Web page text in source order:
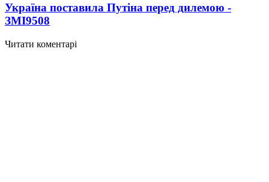
Україна поставила Путіна перед дилемою -
ЗМІ9508
Читати коментарі